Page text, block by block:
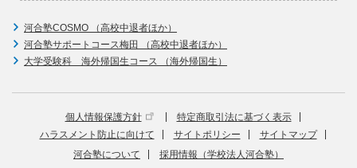
河合塾COSMO （高校中退者ほか）
河合塾サポートコース梅田 （高校中退者ほか）
大学受験科 海外帰国生コース （海外帰国生）
個人情報保護方針
特定商取引法に基づく表示
ハラスメント防止に向けて
サイトポリシー
サイトマップ
河合塾について
採用情報（学校法人河合塾）